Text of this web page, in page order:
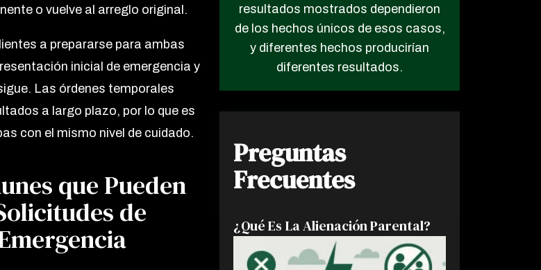
o vuelve al arreglo original.
a prepararse para ambas
inicial de emergencia y
Las órdenes temporales
a largo plazo, por lo que es
con el mismo nivel de cuidado.
que Pueden
de
resultados mostrados dependieron
de los hechos únicos de esos casos,
y diferentes hechos producirían
diferentes resultados.
Preguntas
Frecuentes
¿Qué Es La Alienación Parental?